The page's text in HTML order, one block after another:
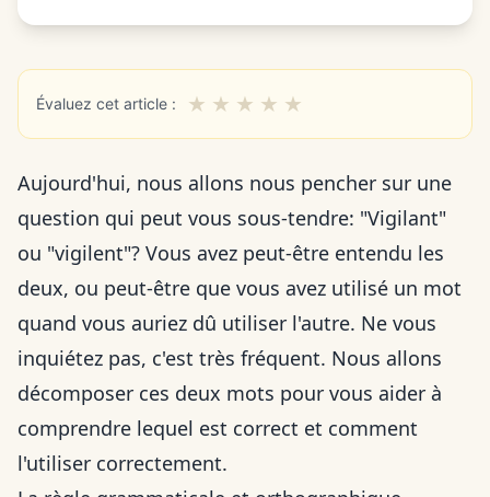
Évaluez cet article : ★ ★ ★ ★ ★
Aujourd'hui, nous allons nous pencher sur une
question qui peut vous sous-tendre: "Vigilant"
ou "vigilent"? Vous avez peut-être entendu les
deux, ou peut-être que vous avez utilisé un mot
quand vous auriez dû utiliser l'autre. Ne vous
inquiétez pas, c'est très fréquent. Nous allons
décomposer ces deux mots pour vous aider à
comprendre lequel est correct et comment
l'utiliser correctement.